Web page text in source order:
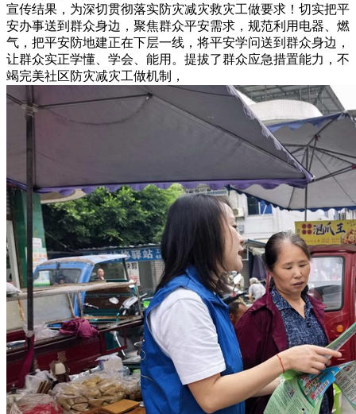
宣传结果，为深切贯彻落实防灾减灾救灾工做要求！切实把平
安办事送到群众身边，聚焦群众平安需求，规范利用电器、燃
气，把平安防地建正在下层一线，将平安学问送到群众身边，
让群众实正学懂、学会、能用。提拔了群众应急措置能力，不
竭完美社区防灾减灾工做机制，